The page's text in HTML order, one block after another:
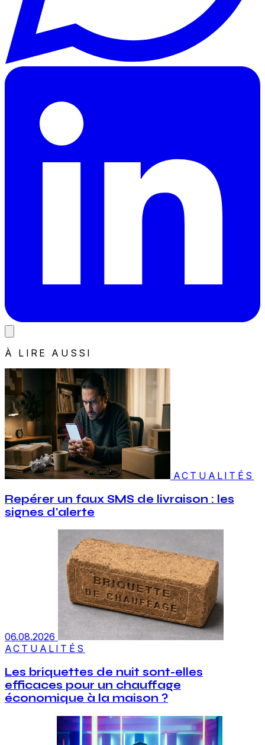
À LIRE AUSSI
ACTUALITÉS
Repérer un faux SMS de livraison : les
signes d'alerte
06.08.2026
ACTUALITÉS
Les briquettes de nuit sont-elles
efficaces pour un chauffage
économique à la maison ?